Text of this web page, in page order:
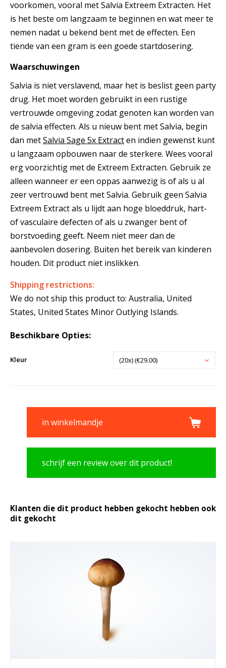
voorkomen, vooral met Salvia Extreem Extracten. Het
is het beste om langzaam te beginnen en wat meer te
nemen nadat u bekend bent met de effecten. Een
tiende van een gram is een goede startdosering.
Waarschuwingen
Salvia is niet verslavend, maar het is beslist geen party
drug. Het moet worden gebruikt in een rustige
vertrouwde omgeving zodat genoten kan worden van
de salvia effecten. Als u nieuw bent met Salvia, begin
dan metSalvia Sage 5x Extracten indien gewenst kunt
u langzaam opbouwen naar de sterkere. Wees vooral
erg voorzichtig met de Extreem Extracten. Gebruik ze
alleen wanneer er een oppas aanwezig is of als u al
zeer vertrouwd bent met Salvia. Gebruik geen Salvia
Extreem Extract als u lijdt aan hoge bloeddruk, hart-
of vasculaire defecten of als u zwanger bent of
borstvoeding geeft. Neem niet meer dan de
aanbevolen dosering. Buiten het bereik van kinderen
houden. Dit product niet inslikken.
Shipping restrictions:
We do not ship this product to: Australia, United
States, United States Minor Outlying Islands.
Beschikbare Opties:
Kleur (20x) (€29.00)
in winkelmandje
schrijf een review over dit product!
Klanten die dit product hebben gekocht hebben ook
dit gekocht